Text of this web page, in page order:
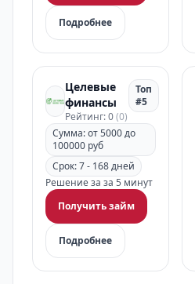
Подробнее
Целевые
финансы
Рейтинг: 0(0)
Топ
#5
Сумма: от 5000 до
100000 руб
Срок: 7 - 168 дней
Решение за за 5 минут
Получить займ
Подробнее